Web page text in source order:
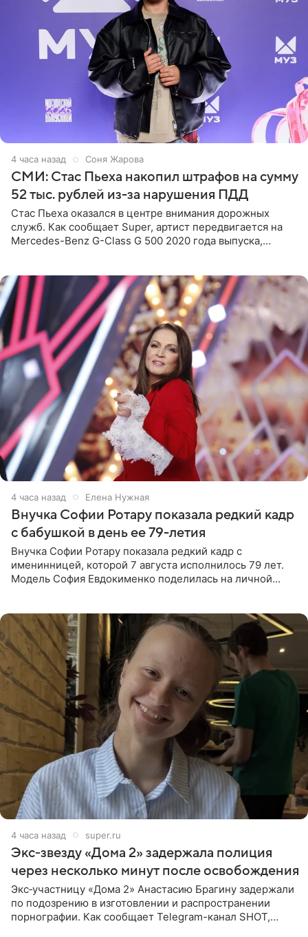
4 часа назад Соня Жарова
СМИ: Стас Пьеха накопил штрафов на сумму
52 тыс. рублей из-за нарушения ПДД
Стас Пьеха оказался в центре внимания дорожных
служб. Как сообщает Super, артист передвигается на
Mercedes-Benz G-Class G 500 2020 года выпуска,
4 часа назад Елена Нужная
Внучка Софии Ротару показала редкий кадр
с бабушкой в день ее 79-летия
Внучка Софии Ротару показала редкий кадр с
именинницей, которой 7 августа исполнилось 79 лет.
Модель София Евдокименко поделилась на личной
4 часа назад super.ru
Экс‑звезду «Дома 2» задержала полиция
через несколько минут после освобождения
Экс‑участницу «Дома 2» Анастасию Брагину задержали
по подозрению в изготовлении и распространении
порнографии. Как сообщает Telegram-канал SHOT,